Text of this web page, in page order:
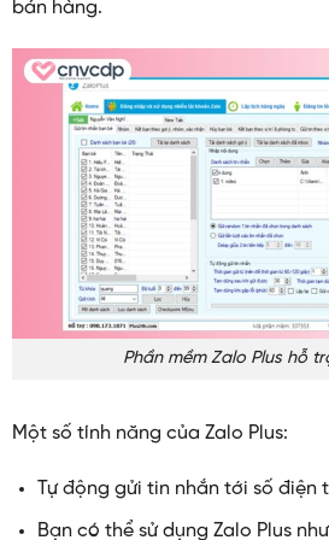
bán hàng.
Phần mềm Zalo Plus hỗ
Một số tính năng của Zalo Plus:
Tự động gửi tin nhắn tới số điện
Bạn có thể sử dụng Zalo Plus